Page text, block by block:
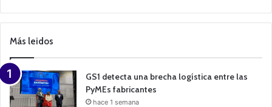
a
m
a
n
Más leidos
GS1 detecta una brecha logística entre las
PyMEs fabricantes
hace 1 semana